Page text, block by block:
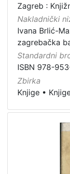
Zagreb :
Nakladnički
Ivana Brlić-
zagrebačka
Standardni
ISBN 978-
Zbirka
Knjige •